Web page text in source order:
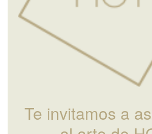
Te invitamos a